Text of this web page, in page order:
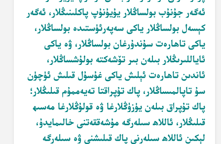
ئەگەر جۇنۇب بولساڭلار يۇيۇنۇپ پاكلىنىڭلار، ئەگەر
كېسەل بولساڭلار ياكى سەپەرئۈستىدە بولساڭلار،
ياكى تاھارەت سۇندۇرغان بولساڭلار، ۋە ياكى
ئاياللىرىڭلار بىلەن بىر تۆشەكتە بولۇشساڭلار،
ئاندىن تاھارەت ئېلىش ياكى غۇسۇل قىلىش ئۈچۈن
سۇ تاپالمىساڭلار، پاك تۇپراقتا تەيەممۇم قىلىڭلار؛
پاك تۇپراق بىلەن يۈزۈڭلارغا ۋە قولۇڭلارغا مەسىھ
قىلىڭلار، ئاللاھ سىلەرگە مۇشەققەتنى خالىمايدۇ،
لېكىن ئاللاھ سىلەرنى پاك قىلىشنى ۋە سىلەرگە